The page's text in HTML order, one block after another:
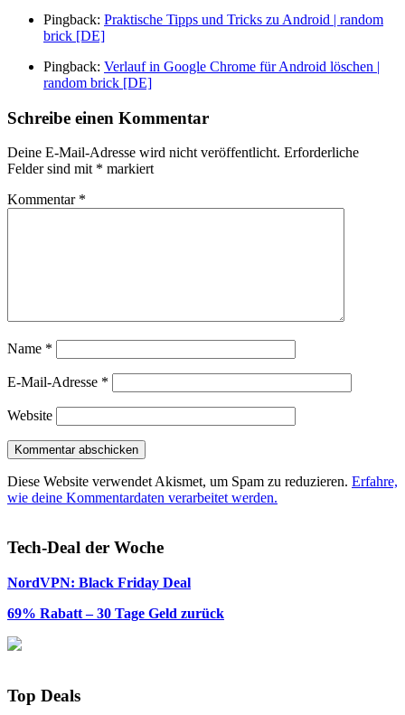
Pingback: Praktische Tipps und Tricks zu Android | random
brick [DE]
Pingback: Verlauf in Google Chrome für Android löschen |
random brick [DE]
Schreibe einen Kommentar
Deine E-Mail-Adresse wird nicht veröffentlicht. Erforderliche
Felder sind mit * markiert
Kommentar *
Name *
E-Mail-Adresse *
Website
Diese Website verwendet Akismet, um Spam zu reduzieren. Erfahre,
wie deine Kommentardaten verarbeitet werden.
Tech-Deal der Woche
NordVPN: Black Friday Deal
69% Rabatt – 30 Tage Geld zurück
Top Deals